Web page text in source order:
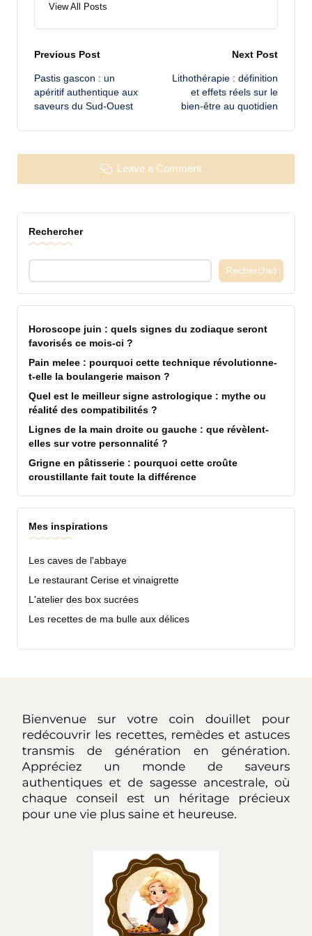
View All Posts
Post
navigation
Previous Post
Pastis gascon : un
apéritif authentique aux
saveurs du Sud-Ouest
Next Post
Lithothérapie : définition
et effets réels sur le
bien-être au quotidien
Leave a Comment
Rechercher
Rechercher
Horoscope juin : quels signes du zodiaque seront
favorisés ce mois-ci ?
Pain melee : pourquoi cette technique révolutionne-
t-elle la boulangerie maison ?
Quel est le meilleur signe astrologique : mythe ou
réalité des compatibilités ?
Lignes de la main droite ou gauche : que révèlent-
elles sur votre personnalité ?
Grigne en pâtisserie : pourquoi cette croûte
croustillante fait toute la différence
Mes inspirations
Les caves de l'abbaye
Le restaurant Cerise et vinaigrette
L'atelier des box sucrées
Les recettes de ma bulle aux délices